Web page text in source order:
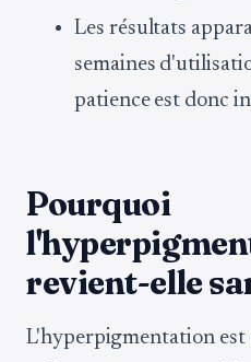
Les résultats
semaines
patience est donc
Pourquoi
revient-elle
L'hyperpigmentation est